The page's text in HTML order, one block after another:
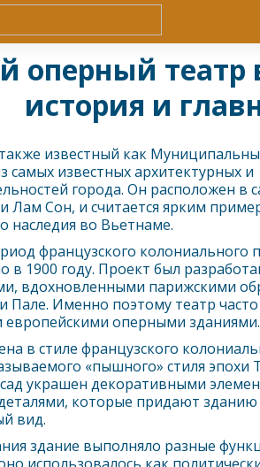
оперный
история и
известный как
самых известных архитектурных и
города. Он расположен в
Лам Сон, и считается ярким
наследия во Вьетнаме.
французского колониального
в 1900 году. Проект был
вдохновленными парижскими
Пале. Именно поэтому театр часто
европейскими оперными зданиями.
в стиле французского
«пышного» стиля эпохи
украшен декоративными
которые придают зданию
вид.
здание выполняло разные